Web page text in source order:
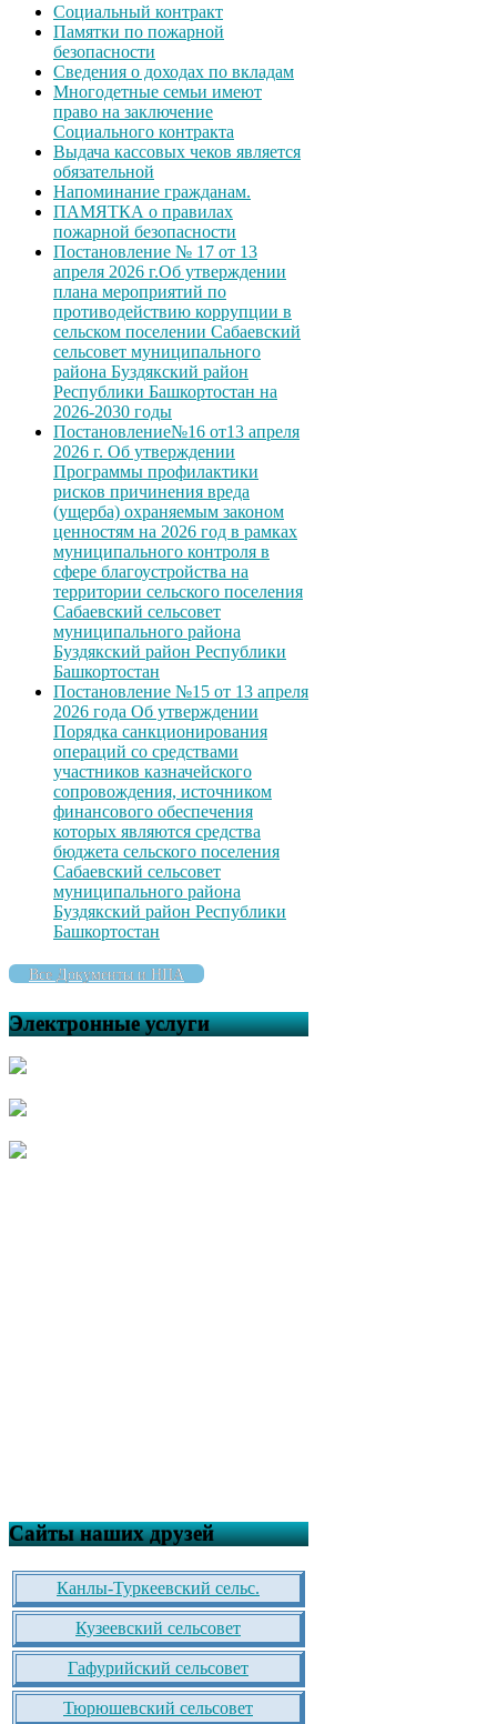
Социальный контракт
Памятки по пожарной
безопасности
Сведения о доходах по вкладам
Многодетные семьи имеют
право на заключение
Социального контракта
Выдача кассовых чеков является
обязательной
Напоминание гражданам.
ПАМЯТКА о правилах
пожарной безопасности
Постановление № 17 от 13
апреля 2026 г.Об утверждении
плана мероприятий по
противодействию коррупции в
сельском поселении Сабаевский
сельсовет муниципального
района Буздякский район
Республики Башкортостан на
2026-2030 годы
Постановление№16 от13 апреля
2026 г. Об утверждении
Программы профилактики
рисков причинения вреда
(ущерба) охраняемым законом
ценностям на 2026 год в рамках
муниципального контроля в
сфере благоустройства на
территории сельского поселения
Сабаевский сельсовет
муниципального района
Буздякский район Республики
Башкортостан
Постановление №15 от 13 апреля
2026 года Об утверждении
Порядка санкционирования
операций со средствами
участников казначейского
сопровождения, источником
финансового обеспечения
которых являются средства
бюджета сельского поселения
Сабаевский сельсовет
муниципального района
Буздякский район Республики
Башкортостан
Все Документы и НПА
Электронные услуги
Сайты наших друзей
Канлы-Туркеевский сельс.
Кузеевский сельсовет
Гафурийский сельсовет
Тюрюшевский сельсовет